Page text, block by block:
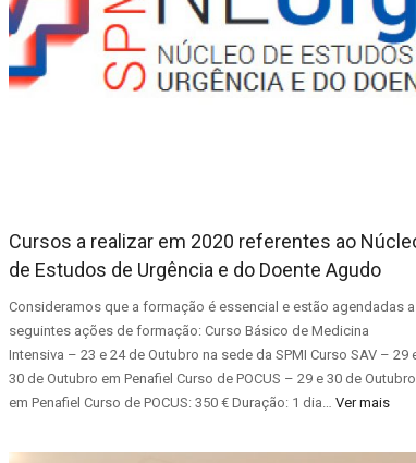
Cursos a realizar em 2020 referentes ao
de Estudos de Urgência e do Doente Agudo
Consideramos que a formação é essencial e estão agendadas
seguintes ações de formação: Curso Básico de Medicina
Intensiva – 23 e 24 de Outubro na sede da SPMI Curso SAV – 29
30 de Outubro em Penafiel Curso de POCUS – 29 e 30 de Outubro
em Penafiel Curso de POCUS: 350 € Duração: 1 dia…Ver mais